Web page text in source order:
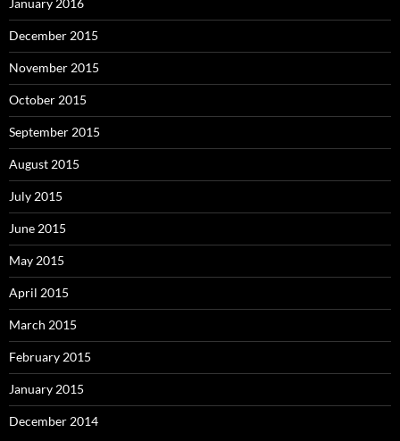
January 2016
December 2015
November 2015
October 2015
September 2015
August 2015
July 2015
June 2015
May 2015
April 2015
March 2015
February 2015
January 2015
December 2014